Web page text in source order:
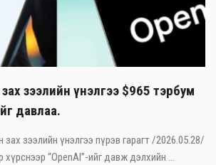
зээлийн үнэлгээ $965 тэрбум
давлаа.
зээлийн үнэлгээ пүрэв гарагт /2026.05.28/
“OpenAI”-ийг давж дэлхийн ...